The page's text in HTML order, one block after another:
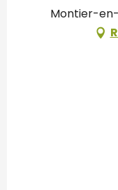
Montier-en-